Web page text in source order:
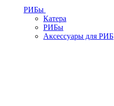
РИБы
Катера
РИБы
Аксессуары для РИБ